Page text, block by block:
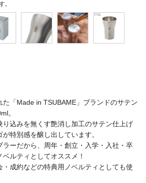
。
た「Made in TSUBAME」ブランドのサテン
。
り込みを無くす艶消し加工のサテン仕上げ
特別感を醸し出しています。
ラーだから、周年・創立・入学・入社・卒
ルティとしてオススメ！
・成約などの特典用ノベルティとしても使